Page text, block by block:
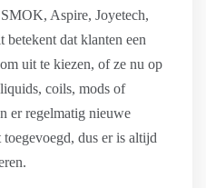
Aspire, Joyetech,
betekent dat klanten een
uit te kiezen, of ze nu op
coils, mods of
er regelmatig nieuwe
dus er is altijd